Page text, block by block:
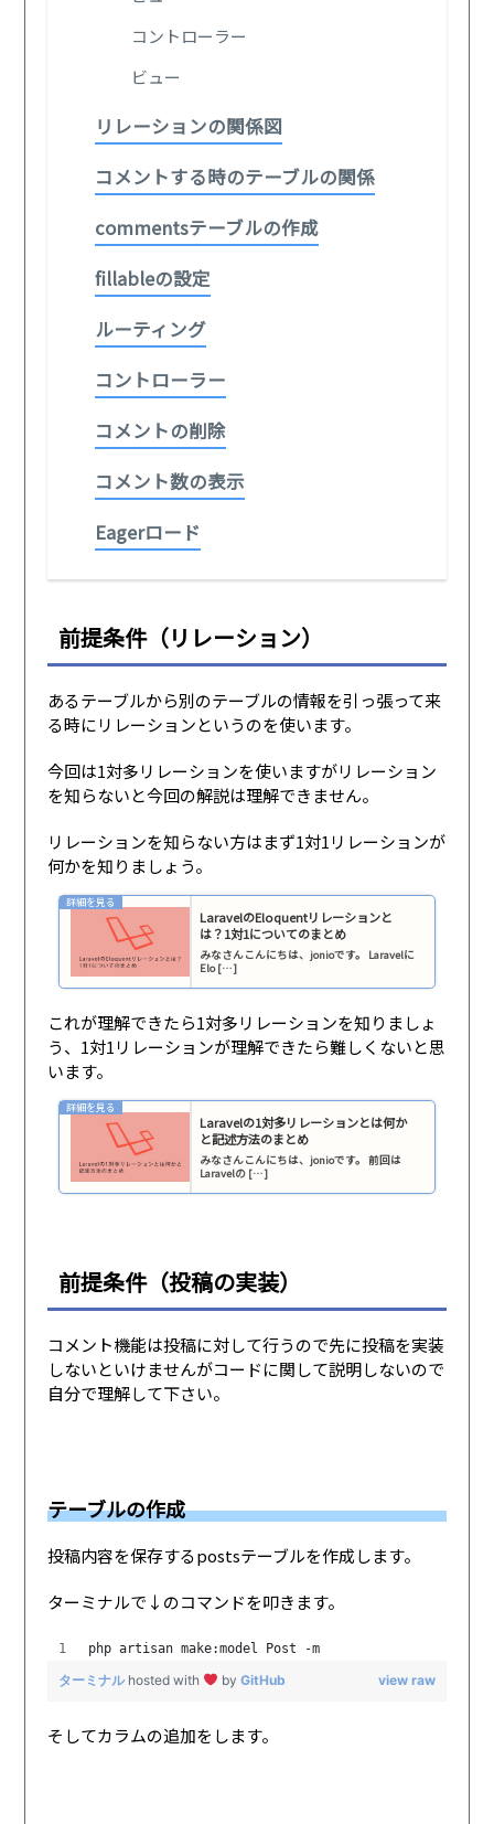
コントローラー
ビュー
リレーションの関係図
コメントする時のテーブルの関係
commentsテーブルの作成
fillableの設定
ルーティング
コントローラー
コメントの削除
コメント数の表示
Eagerロード
前提条件（リレーション）
あるテーブルから別のテーブルの情報を引っ張って来
る時にリレーションというのを使います。
今回は1対多リレーションを使いますがリレーション
を知らないと今回の解説は理解できません。
リレーションを知らない方はまず1対1リレーションが
何かを知りましょう。
LaravelのEloquentリレーションと
は？1対1についてのまとめ
みなさんこんにちは、jonioです。 Laravelに
Elo […]
これが理解できたら1対多リレーションを知りましょ
う、1対1リレーションが理解できたら難しくないと思
います。
Laravelの1対多リレーションとは何か
と記述方法のまとめ
みなさんこんにちは、jonioです。 前回は
Laravelの […]
前提条件（投稿の実装）
コメント機能は投稿に対して行うので先に投稿を実装
しないといけませんがコードに関して説明しないので
自分で理解して下さい。
テーブルの作成
投稿内容を保存するpostsテーブルを作成します。
ターミナルで↓のコマンドを叩きます。
php artisan make:model Post -m
view raw
ターミナル hosted with byGitHub
そしてカラムの追加をします。